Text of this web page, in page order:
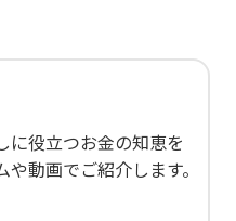
に役立つお金の知恵を
や動画でご紹介します。